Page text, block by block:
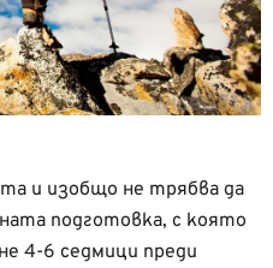
и изобщо не трябва да
подготовка, с която
4-6 седмици преди